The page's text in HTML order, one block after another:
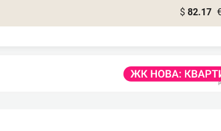
$ 82.17